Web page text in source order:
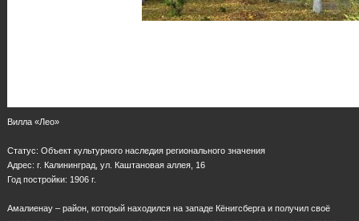
Вилла «Лео»
Статус: Объект культурного наследия регионального значения
Адрес: г. Калининград, ул. Каштановая аллея, 16
Год постройки: 1906 г.
Амалиенау – район, который находился на западе Кёнигсберга и получил своё